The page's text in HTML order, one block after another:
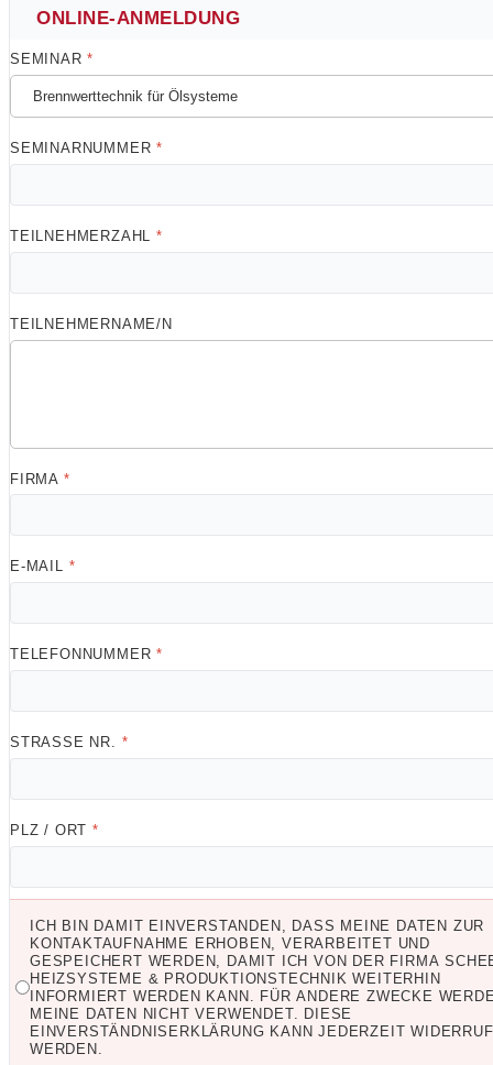
ONLINE-ANMELDUNG
SEMINAR*
SEMINARNUMMER*
TEILNEHMERZAHL*
TEILNEHMERNAME/N
FIRMA *
E-MAIL *
TELEFONNUMMER*
STRASSE NR. *
PLZ / ORT *
ICH BIN DAMIT EINVERSTANDEN, DASS MEINE DATEN ZUR
KONTAKTAUFNAHME ERHOBEN, VERARBEITET UND
GESPEICHERT WERDEN, DAMIT ICH VON DER FIRMA
HEIZSYSTEME & PRODUKTIONSTECHNIK WEITERHIN
INFORMIERT WERDEN KANN. FÜR ANDERE ZWECKE
MEINE DATEN NICHT VERWENDET. DIESE
EINVERSTÄNDNISERKLÄRUNG KANN JEDERZEIT
WERDEN.